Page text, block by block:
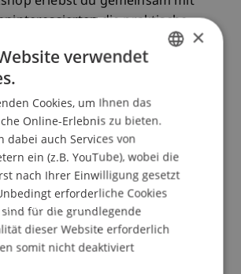
die praktische
Studiums.
und Programmüberblick
Design Thinking | mit
Studiengangsmanagerin
| mit Christina Philipp
in Orte auf dem Campus | mit
| mit dem
×
verwendet
Cookies, um Ihnen das
Online-Erlebnis zu bieten.
dabei auch Services von
ein (z.B. YouTube), wobei die
nach Ihrer Einwilligung gesetzt
erforderliche Cookies
für die grundlegende
dieser Website erforderlich
somit nicht deaktiviert